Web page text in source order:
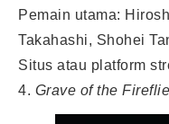
Pemain utama:
Takahashi, Shohei
Situs atau platform
4. Grave of the